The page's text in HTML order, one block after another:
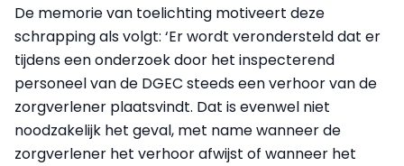
De memorie van toelichting motiveert deze
schrapping als volgt: ‘Er wordt verondersteld dat er
tijdens een onderzoek door het inspecterend
personeel van de DGEC steeds een verhoor van de
zorgverlener plaatsvindt. Dat is evenwel niet
noodzakelijk het geval, met name wanneer de
zorgverlener het verhoor afwijst of wanneer het